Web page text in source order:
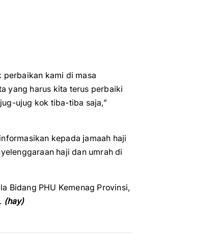
perbaikan kami di masa
yang harus kita terus perbaiki
ujug kok tiba-tiba saja,”
kepada jamaah haji
haji dan umrah di
Bidang PHU Kemenag Provinsi,
(hay)